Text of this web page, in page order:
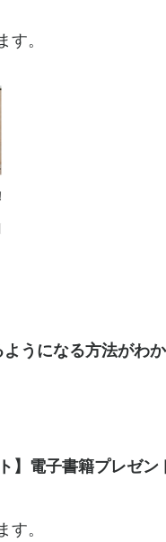
。
うになる方法がわ
】電子書籍プレゼン
。